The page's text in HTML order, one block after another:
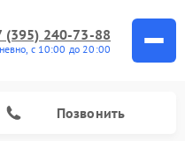
(395) 240-73-88
с 10:00 до 20:00
Позвонить